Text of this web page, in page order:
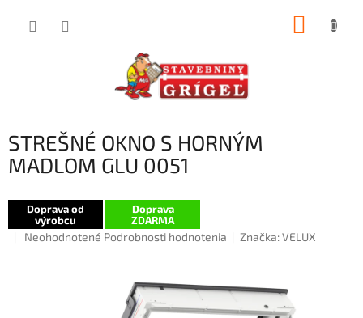
STREŠNÉ OKNO S HORNÝM
MADLOM GLU 0051
Doprava od
výrobcu
Doprava
ZDARMA
Priemerné
Neohodnotené Podrobnosti hodnotenia Značka:VELUX